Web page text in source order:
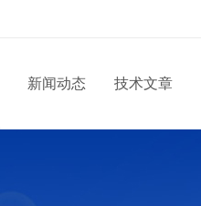
新闻动态 技术文章